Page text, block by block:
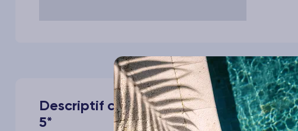
Descriptif complet de votre voyage
5*